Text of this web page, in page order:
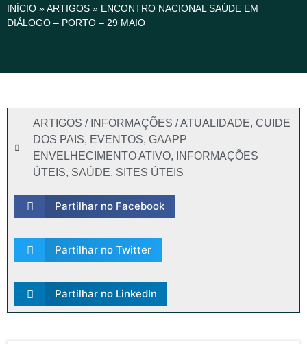
INÍCIO »ARTIGOS » ENCONTRO NACIONAL SAÚDE EM
DIÁLOGO – PORTO – 29 MAIO
ARTIGOS / INFORMAÇÕES / ATUALIDADE, CUIDE
DOS PAIS, EVENTOS, GAAPP
ENVELHECIMENTO ATIVO,
INFORMAÇÕES
ÚTEIS, SAÚDE, SITES ÚTEIS
Partilhar no Facebook
Partilhar no Twitter
Partilhar no LinkedIn